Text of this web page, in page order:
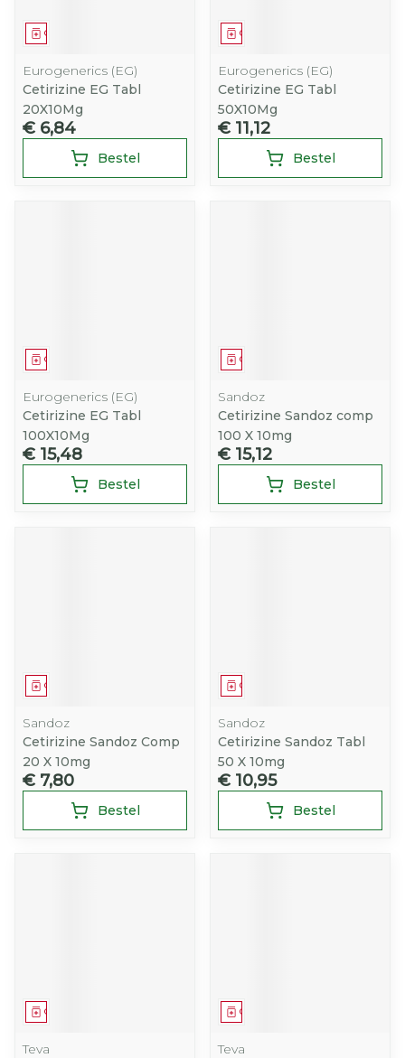
Geneesmiddel
Eurogenerics (EG)
Cetirizine EG Tabl
20X10Mg
€ 6,84
Bestel
Geneesmiddel
Eurogenerics (EG)
Cetirizine EG Tabl
50X10Mg
€ 11,12
Bestel
Geneesmiddel
Eurogenerics (EG)
Cetirizine EG Tabl
100X10Mg
€ 15,48
Bestel
Geneesmiddel
Sandoz
Cetirizine Sandoz comp
100 X 10mg
€ 15,12
Bestel
Geneesmiddel
Sandoz
Cetirizine Sandoz Comp
20 X 10mg
€ 7,80
Bestel
Geneesmiddel
Sandoz
Cetirizine Sandoz Tabl
50 X 10mg
€ 10,95
Bestel
Geneesmiddel
Teva
Geneesmiddel
Teva